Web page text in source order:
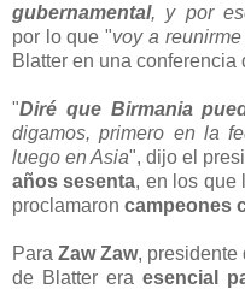
gubernamental, y por
por lo que "voy a
Blatter en una conferencia
"Diré que Birmania
digamos, primero en la
luego en Asia", dijo el
años sesenta, en los que
proclamaron campeones
ParaZaw Zaw, presidente
de Blatter era esencial